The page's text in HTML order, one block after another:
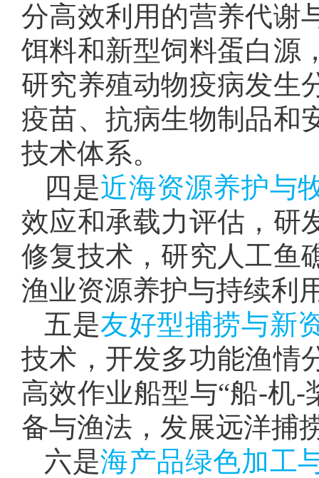
分高效利用的营养代谢
饵料和新型饲料蛋白源
研究养殖动物疫病发生
疫苗、抗病生物制品和
技术体系。
四是近海资源养护与
效应和承载力评估，研
修复技术，研究人工鱼
渔业资源养护与持续利
五是友好型捕捞与新
技术，开发多功能渔情
高效作业船型与“船-机
备与渔法，发展远洋捕
六是海产品绿色加工